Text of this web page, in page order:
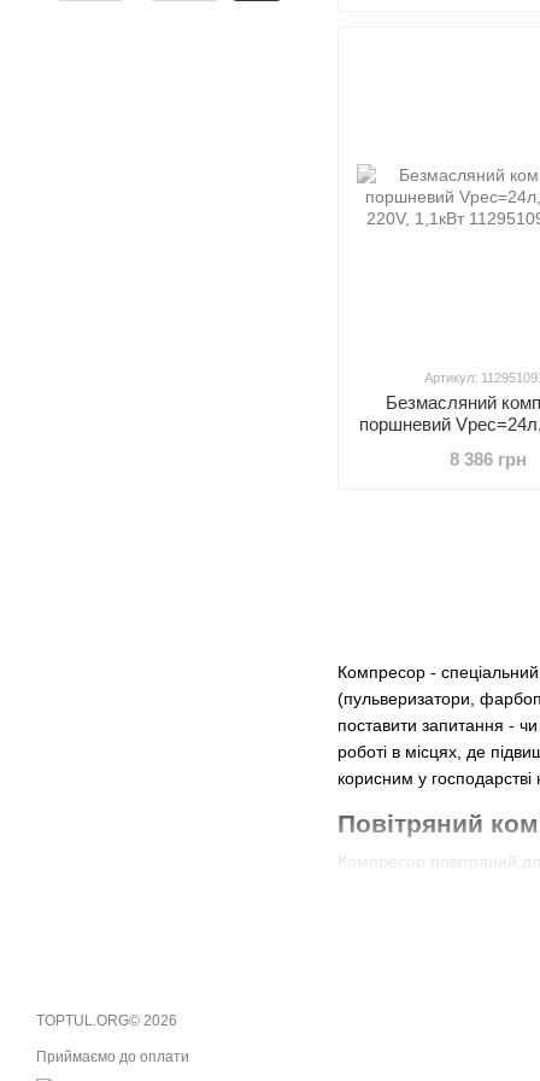
Компресор - спеціальний
(пульверизатори,
поставити запитання -
роботі в місцях, де
корисним у господарстві
Повітряний
Компресор повітряний
Оздоблювальні та
Артикул:
Безмасляний
поршневий
8 386 грн
TOPTUL.ORG© 2026
Приймаємо до оплати